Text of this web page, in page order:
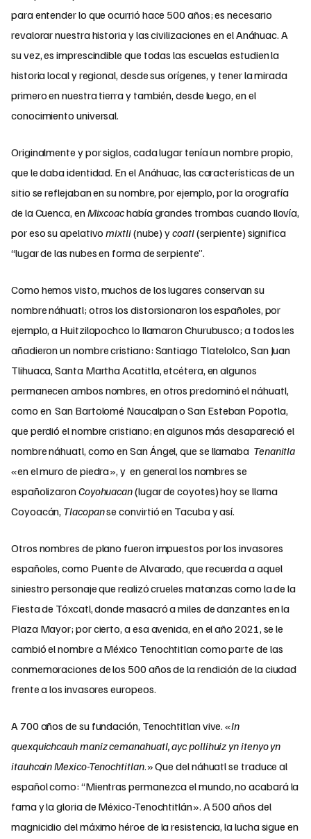
para entender lo que ocurrió hace 500 años; es necesario
revalorar nuestra historia y las civilizaciones en el Anáhuac. A
su vez, es imprescindible que todas las escuelas estudien la
historia local y regional, desde sus orígenes, y tener la mirada
primero en nuestra tierra y también, desde luego, en el
conocimiento universal.
Originalmente y por siglos, cada lugar tenía un nombre propio,
que le daba identidad. En el Anáhuac, las características de un
sitio se reflejaban en su nombre, por ejemplo, por la orografía
de la Cuenca, enMixcoachabía grandes trombas cuando llovía,
por eso su apelativomixtli(nube) ycoatl(serpiente) significa
“lugar de las nubes en forma de serpiente”.
Como hemos visto, muchos de los lugares conservan su
nombre náhuatl; otros los distorsionaron los españoles, por
ejemplo, a Huitzilopochco lo llamaron Churubusco; a todos les
añadieron un nombre cristiano: Santiago Tlatelolco, San Juan
Tlihuaca, Santa Martha Acatitla, etcétera, en algunos
permanecen ambos nombres, en otros predominó el náhuatl,
como en San Bartolomé Naucalpan o San Esteban Popotla,
que perdió el nombre cristiano; en algunos más desapareció el
nombre náhuatl, como en San Ángel, que se llamaba Tenanitla
«en el muro de piedra», y en general los nombres se
españolizaronCoyohuacan(lugar de coyotes) hoy se llama
Coyoacán, Tlacopanse convirtió en Tacuba y así.
Otros nombres de plano fueron impuestos por los invasores
españoles, como Puente de Alvarado, que recuerda a aquel
siniestro personaje que realizó crueles matanzas como la de la
Fiesta de Tóxcatl, donde masacró a miles de danzantes en la
Plaza Mayor; por cierto, a esa avenida, en el año 2021, se le
cambió el nombre a México Tenochtitlan como parte de las
conmemoraciones de los 500 años de la rendición de la ciudad
frente a los invasores europeos.
A 700 años de su fundación, Tenochtitlan vive. «In
quexquichcauh maniz cemanahuatl, ayc pollihuiz yn itenyo yn
itauhcain Mexico-Tenochtitlan.» Que del náhuatl se traduce al
español como: “Mientras permanezca el mundo, no acabará la
fama y la gloria de México-Tenochtitlán». A 500 años del
magnicidio del máximo héroe de la resistencia, la lucha sigue en